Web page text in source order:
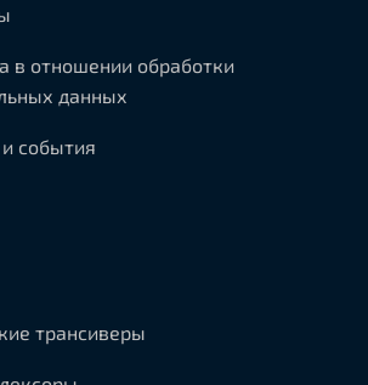
в отношении обработки
данных
события
трансиверы